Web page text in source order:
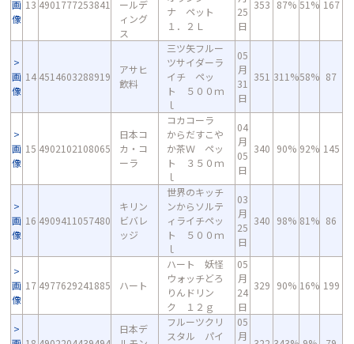
画
像
13 4901777253841
ールデ
ィング
ス
ナ ペット
１．２Ｌ
25
日
353 87% 51% 167
画
像
14 4514603288919
アサヒ
飲料
三ツ矢フルー
ツサイダーラ
イチ ペッ
ト ５００ｍ
ｌ
05
月
31
日
351 311%58% 87
画
像
15 4902102108065
日本コ
カ・コ
ーラ
コカコーラ
からだすこや
か茶Ｗ ペッ
ト ３５０ｍ
ｌ
04
月
05
日
340 90% 92% 145
画
像
16 4909411057480
キリン
ビバレ
ッジ
世界のキッチ
ンからソルテ
ィライチペッ
ト ５００ｍ
ｌ
03
月
25
日
340 98% 81% 86
画
像
17 4977629241885 ハート
ハート 妖怪
ウォッチどろ
りんドリン
ク １２ｇ
05
月
24
日
329 90% 16% 199
日本デ
フルーツクリ
スタル パイ
05
月